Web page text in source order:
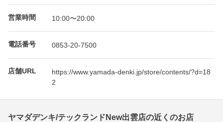
営業時間 10:00〜20:00
電話番号 0853-20-7500
店舗URL
https://www.yamada-denki.jp/store/contents/?d=18
2
ヤマダデンキ/テックランドNew出雲店の近くのお店